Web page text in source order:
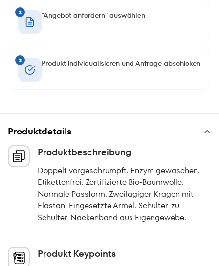
2 "Angebot anfordern" auswählen
3 Produkt individualisieren und Anfrage abschicken
Produktdetails
Produktbeschreibung
Doppelt vorgeschrumpft. Enzym gewaschen.
Etikettenfrei. Zertifizierte Bio-Baumwolle.
Normale Passform. Zweilagiger Kragen mit
Elastan. Eingesetzte Ärmel. Schulter-zu-
Schulter-Nackenband aus Eigengewebe.
Produkt Keypoints